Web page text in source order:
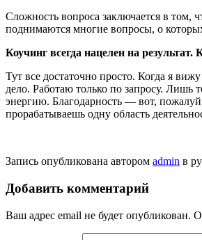
Сложность вопроса заключается в том,
поднимаются многие вопросы, о
Коучинг всегда нацелен на
Тут все достаточно просто. Когда я
дело. Работаю только по запросу. Лишь
энергию. Благодарность — вот,
прорабатываешь одну область
Запись опубликована автором admin в
Добавить комментарий
Ваш адрес email не будет опубликован.